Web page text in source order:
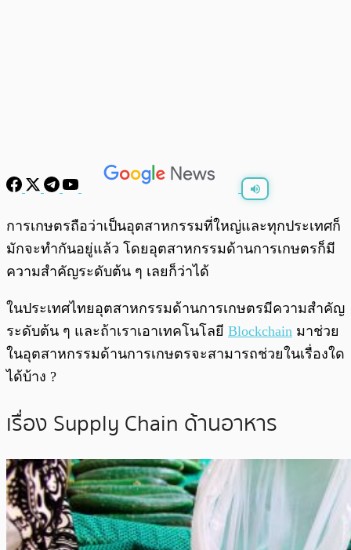
พร้อมเล่น
การเกษตรถือว่าเป็นอุตสาหกรรมที่ใหญ่และทุกประเทศก็
มักจะทำกันอยู่แล้ว โดยอุตสาหกรรมด้านการเกษตรก็มี
ความสำคัญระดับต้น ๆ เลยก็ว่าได้
ในประเทศไทยอุตสาหกรรมด้านการเกษตรมีความสำคัญ
ระดับต้น ๆ และถ้าเราเอาเทคโนโลยี Blockchain มาช่วย
ในอุตสาหกรรมด้านการเกษตรจะสามารถช่วยในเรื่องใด
ได้บ้าง ?
เรื่อง Supply Chain ด้านอาหาร